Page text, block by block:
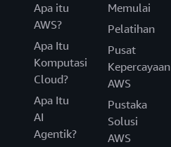
Apa itu
AWS?
Apa Itu
Komputasi
Cloud?
Apa Itu
AI
Agentik?
Memulai
Pelatihan
Pusat
Kepercayaan
AWS
Pustaka
Solusi
AWS